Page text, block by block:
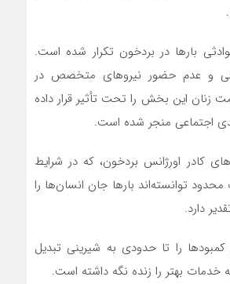
بارها در بردخون تکرار شده است.
و عدم حضور نیروهای متخصص در
زنان این بخش را تحت تأثیر قرار داده
اجتماعی منجر شده است.
کادر اورژانس بردخون، که در شرایط
توانسته‌اند بارها جان انسان‌ها را
دارد.
را تا حدودی به شیرینی تبدیل
خدمات بهتر را زنده نگه داشته است.